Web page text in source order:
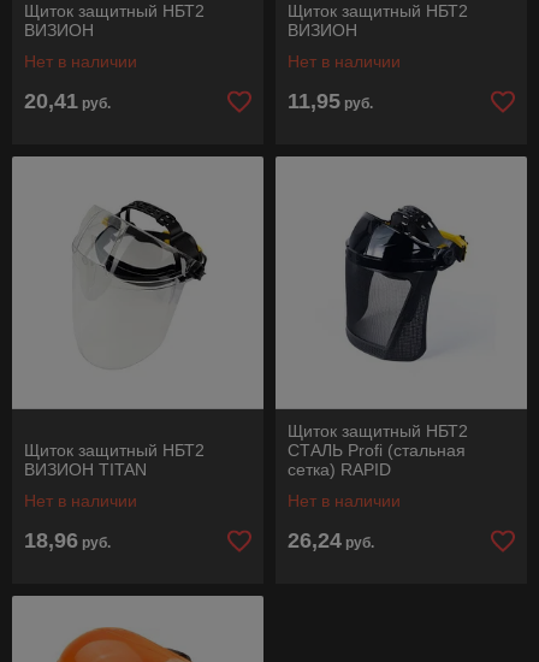
Щиток защитный НБТ2
ВИЗИОН
Нет в наличии
20,41 руб.
Щиток защитный НБТ2
ВИЗИОН
Нет в наличии
11,95 руб.
Щиток защитный НБТ2
ВИЗИОН TITAN
Нет в наличии
18,96 руб.
Щиток защитный НБТ2
СТАЛЬ Profi (стальная
сетка) RAPID
Нет в наличии
26,24 руб.